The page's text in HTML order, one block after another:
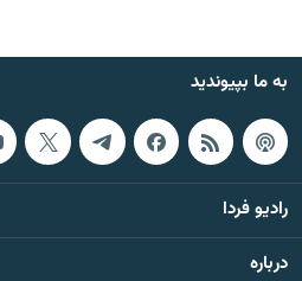
به ما بپیوندید
رادیو فردا
درباره